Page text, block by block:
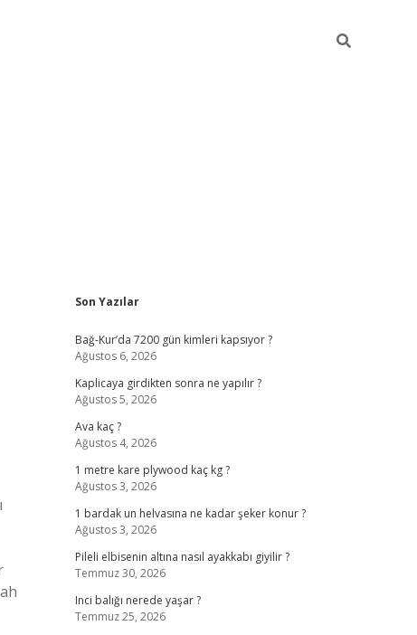
Sidebar
Son Yazılar
Bağ-Kur’da 7200 gün kimleri kapsıyor ?
Ağustos 6, 2026
Kaplicaya girdikten sonra ne yapılır ?
Ağustos 5, 2026
Ava kaç ?
Ağustos 4, 2026
1 metre kare plywood kaç kg ?
Ağustos 3, 2026
1 bardak un helvasına ne kadar şeker konur ?
Ağustos 3, 2026
Pileli elbisenin altına nasıl ayakkabı giyilir ?
Temmuz 30, 2026
Inci balığı nerede yaşar ?
Temmuz 25, 2026